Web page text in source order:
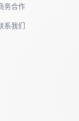
务合作
系我们